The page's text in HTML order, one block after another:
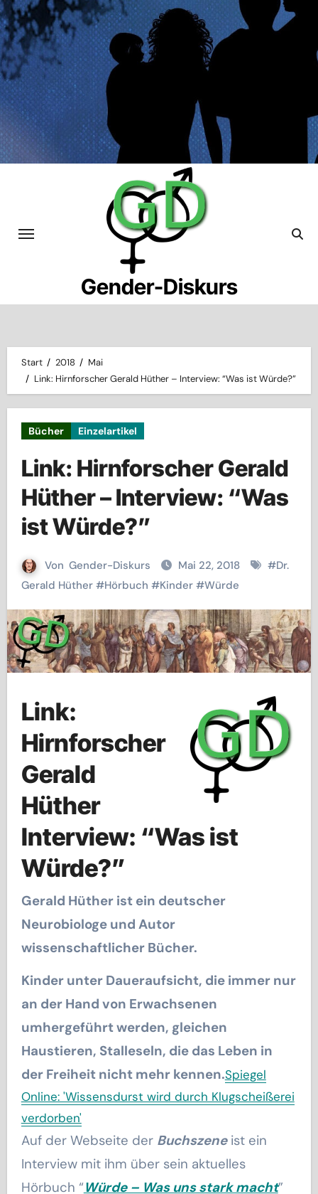
Skip
to
content
Gender-Diskurs
Start 2018
Mai
Link: Hirnforscher Gerald Hüther – Interview: “Was ist Würde?”
Bücher Einzelartikel
Link: Hirnforscher Gerald
Hüther – Interview: “Was
ist Würde?”
Von Gender-Diskurs Mai 22, 2018 #Dr.
Gerald Hüther#Hörbuch #Kinder#Würde
Link:
Hirnforscher
Gerald
Hüther
Interview: “Was ist
Würde?”
Gerald Hüther ist ein deutscher
Neurobiologe und Autor
wissenschaftlicher Bücher.
Kinder unter Daueraufsicht, die immer nur
an der Hand von Erwachsenen
umhergeführt werden, gleichen
Haustieren, Stalleseln, die das Leben in
der Freiheit nicht mehr kennen.Spiegel
Online: 'Wissensdurst wird durch Klugscheißerei
verdorben'
Auf der Webseite der Buchszeneist ein
Interview mit ihm über sein aktuelles
Hörbuch “Würde – Was uns stark macht”